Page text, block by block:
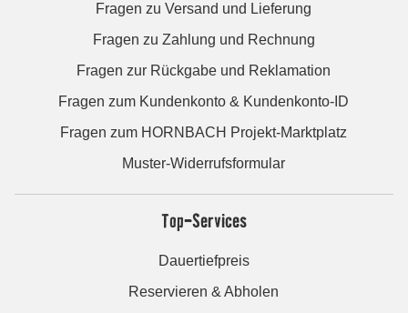
Fragen zu Versand und Lieferung
Fragen zu Zahlung und Rechnung
Fragen zur Rückgabe und Reklamation
Fragen zum Kundenkonto & Kundenkonto-ID
Fragen zum HORNBACH Projekt-Marktplatz
Muster-Widerrufsformular
Top-Services
Dauertiefpreis
Reservieren & Abholen